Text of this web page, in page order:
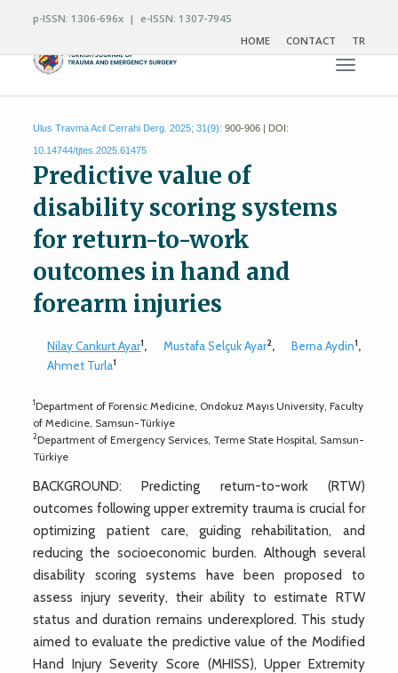
p-ISSN: 1306-696x | e-ISSN: 1307-7945
HOME
CONTACT TR
Toggle
Ulus Travma Acil Cerrahi Derg. 2025; 31(9): 900-906 | DOI:
10.14744/tjtes.2025.61475
Predictive value of
disability scoring systems
for return-to-work
outcomes in hand and
forearm injuries
Nilay Cankurt Ayar1, Mustafa Selçuk Ayar2, Berna Aydin1,
Ahmet Turla1
1Department of Forensic Medicine, Ondokuz Mayıs University, Faculty
of Medicine, Samsun-Türkiye
2Department of Emergency Services, Terme State Hospital, Samsun-
Türkiye
BACKGROUND: Predicting return-to-work (RTW)
outcomes following upper extremity trauma is crucial for
optimizing patient care, guiding rehabilitation, and
reducing the socioeconomic burden. Although several
disability scoring systems have been proposed to
assess injury severity, their ability to estimate RTW
status and duration remains underexplored. This study
aimed to evaluate the predictive value of the Modified
Hand Injury Severity Score (MHISS), Upper Extremity